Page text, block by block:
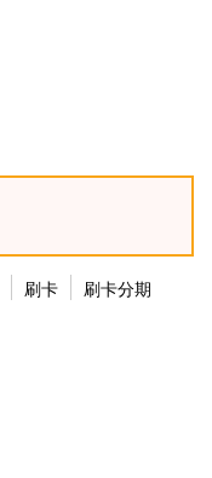
刷卡 刷卡分期